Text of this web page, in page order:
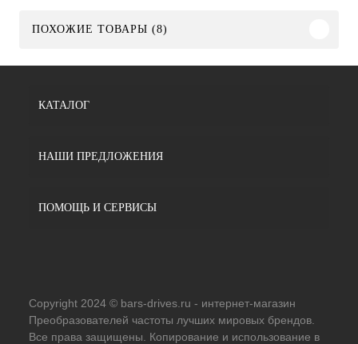
ПОХОЖИЕ ТОВАРЫ (8)
КАТАЛОГ
НАШИ ПРЕДЛОЖЕНИЯ
ПОМОЩЬ И СЕРВИСЫ
Copyright 2024 © bars-drives.ru - интернет-магазин
Преобразователей частоты лучших мировых брендов.
Все права защищены. Копирование и использование в